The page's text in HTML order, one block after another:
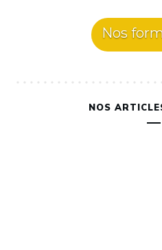
Nos
NOS